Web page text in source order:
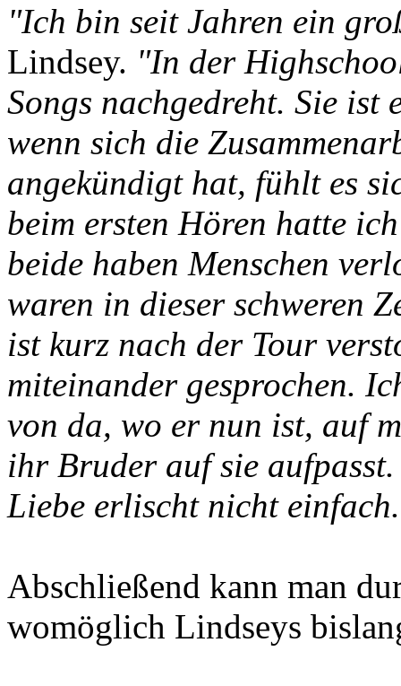
"Ich bin seit Jahren ein
Lindsey. "In der
Songs nachgedreht. Sie
wenn sich die
angekündigt hat, fühlt es
beim ersten Hören hatte
beide haben Menschen
waren in dieser schweren
ist kurz nach der Tour
miteinander gesprochen.
von da, wo er nun ist, auf
ihr Bruder auf sie
Liebe erlischt nicht
Abschließend kann man
womöglich Lindseys